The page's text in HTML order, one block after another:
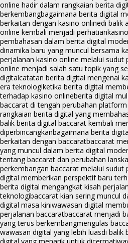
online hadir dalam rangkaian berita
berkembangbagaimana berita digital
berkaitan dengan kasino onlinedi balik
online kembali menjadi perhatian
pembahasan dalam berita digital
dinamika baru yang muncul bersama
perjalanan kasino online melalui sudut
online menjadi salah satu topik yang
digitalcatatan berita digital mengenai
era teknologiketika berita digital
terhadap kasino onlineberita digital
baccarat di tengah perubahan
rangkaian berita digital yang
balik berita digital baccarat kembali
diperbincangkanbagaimana berita
berkaitan dengan baccaratbaccarat
yang muncul dalam berita digital
tentang baccarat dan perubahan
perkembangan baccarat melalui sudut
digital memberikan perspektif baru
berita digital mengangkat kisah
teknologibaccarat kian sering muncul
digital masa kiniwawasan digital
perjalanan baccaratbaccarat menjadi
yang terus berkembangmengulas
wawasan digital yang lebih luasdi balik